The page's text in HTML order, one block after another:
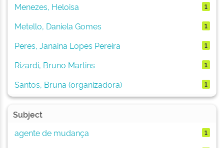
Menezes, Heloisa 1
Metello, Daniela Gomes 1
Peres, Janaina Lopes Pereira 1
Rizardi, Bruno Martins 1
Santos, Bruna (organizadora) 1
Subject
agente de mudança
1